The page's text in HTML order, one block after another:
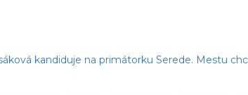
kandiduje na primátorku Serede. Mestu